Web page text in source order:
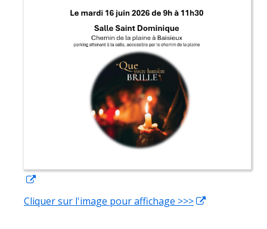
dans
Cliquer sur l'image pour affichage >>>